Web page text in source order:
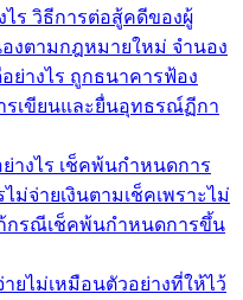
ร วิธีการต่อสู้คดีของผู้
งตามกฎหมายใหม่ จำนอง
างไร ถูกธนาคารฟ้อง
รเขียนและยื่นอุทธรณ์ฏีกา
างไร เช็คพ้นกำหนดการ
ม่จ่ายเงินตามเช็คเพราะไม่
กรณีเช็คพ้นกำหนดการขึ้น
ายไม่เหมือนตัวอย่างที่ให้ไว้